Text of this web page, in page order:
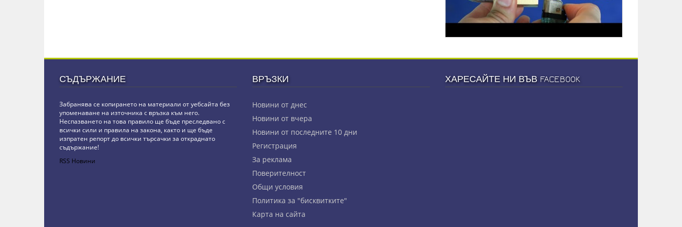
СЪДЪРЖАНИЕ
Забранява се копирането на материали от уебсайта без
упоменаване на източника с връзка към него.
Неспазването на това правило ще бъде преследвано с
всички сили и правила на закона, както и ще бъде
изпратен репорт до всички търсачки за откраднато
съдържание!
RSS Новини
ВРЪЗКИ
Новини от днес
Новини от вчера
Новини от последните 10 дни
Регистрация
За реклама
Πoвepитeлнocт
Общи условия
Политика за "бисквитките"
Карта на сайта
ХАРЕСАЙТЕ НИ ВЪВ FACEBOOK